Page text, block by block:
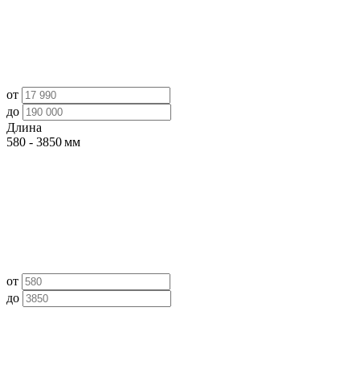
от
до
Длина
580 - 3850 мм
от
до